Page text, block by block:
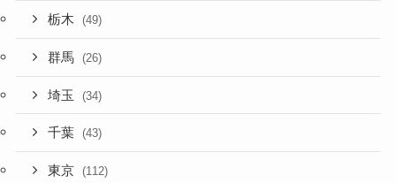
栃木 (49)
群馬 (26)
埼玉 (34)
千葉 (43)
東京 (112)